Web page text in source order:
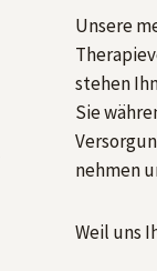
Unsere
stehen
Sie
nehmen
Weil uns